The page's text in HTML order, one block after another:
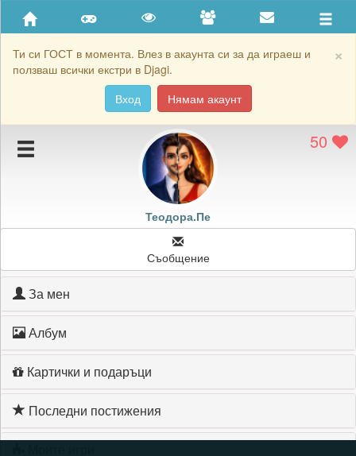
×
Ти си ГОСТ в момента. Влез в акаунта си за да играеш и
ползваш всички екстри в Djagi.
Вход
Нямам акаунт
Приятели
Хронология на игри
Подаръците на Теодора.Пе
Картичките на Теодора.Пе
Блокирай Теодора.Пе
50
Теодора.Пе
Съобщение
За мен
Албум
Картички и подаръци
Последни постижения